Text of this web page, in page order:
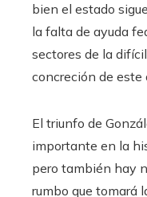
bien el estado
la falta de ayuda
sectores de la
concreción de este
El triunfo de
importante en la
pero también hay
rumbo que tomará